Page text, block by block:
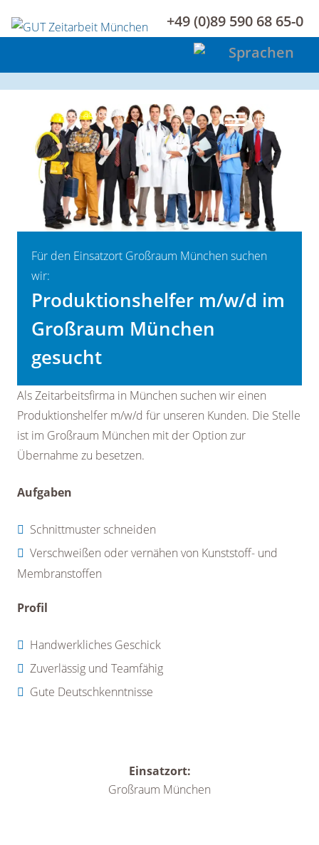
+49 (0)89 590 68 65-0
Menü
©Kurhan - stock.adobe.com
Für den Einsatzort Großraum München suchen
wir:
Produktionshelfer m/w/d im
Großraum München
gesucht
Als Zeitarbeitsfirma in München suchen wir einen
Produktionshelfer m/w/d für unseren Kunden. Die Stelle
ist im Großraum München mit der Option zur
Übernahme zu besetzen.
Aufgaben
Schnittmuster schneiden
Verschweißen oder vernähen von Kunststoff- und
Membranstoffen
Profil
Handwerkliches Geschick
Zuverlässig und Teamfähig
Gute Deutschkenntnisse
Einsatzort:
Großraum München